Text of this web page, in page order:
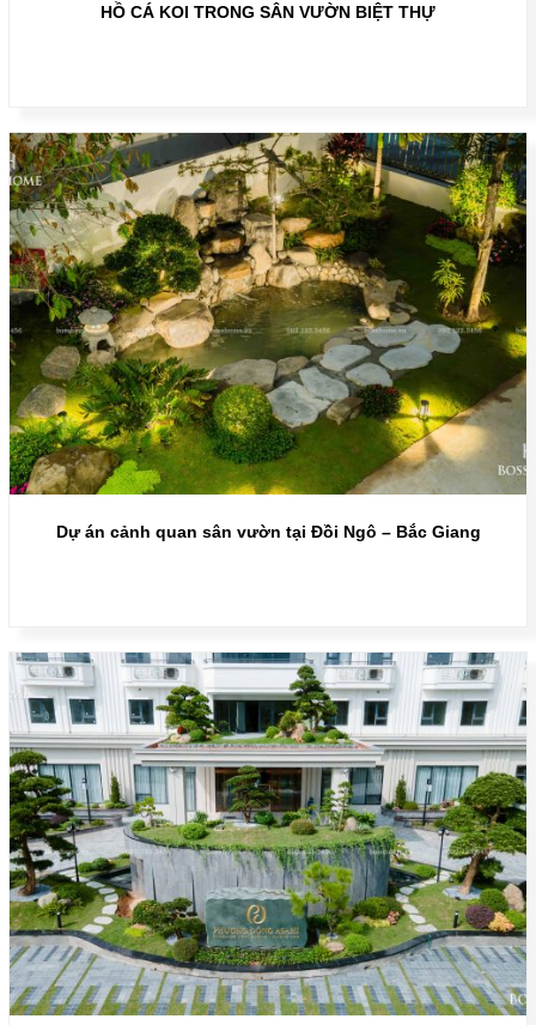
HỒ CÁ KOI TRONG SÂN VƯỜN BIỆT THỰ
Dự án cảnh quan sân vườn tại Đồi Ngô – Bắc Giang